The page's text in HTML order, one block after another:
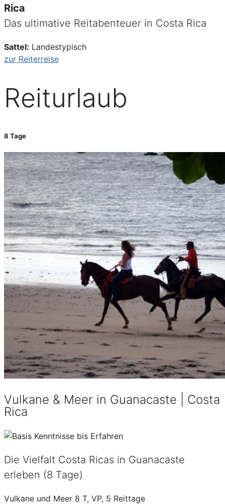
Rica
Das ultimative Reitabenteuer in Costa Rica
Sattel: Landestypisch
zur Reiterreise
Reiturlaub
8 Tage
Vulkane & Meer in Guanacaste | Costa
Rica
Die Vielfalt Costa Ricas in Guanacaste
erleben (8 Tage)
Vulkane und Meer 8 T, VP, 5 Reittage